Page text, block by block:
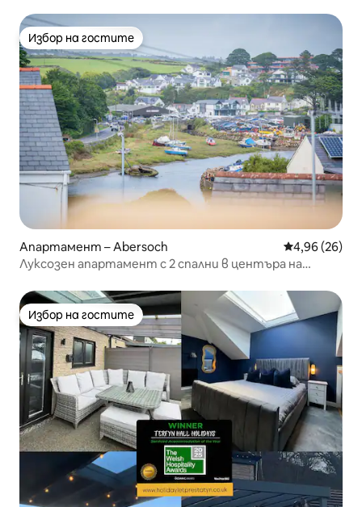
Избор на гостите
Избор на гостите
Апартамент – Abersoch Средна
4,96 (26)
Луксозен апартамент с 2 спални в центъра на
Избор на гостите
Избор на гостите